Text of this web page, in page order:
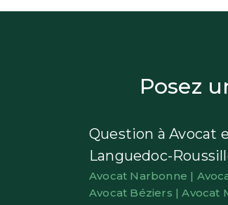
Posez
Question à Avocat
Languedoc-
Avocat Narbonne |
Avocat Béziers |Avocat